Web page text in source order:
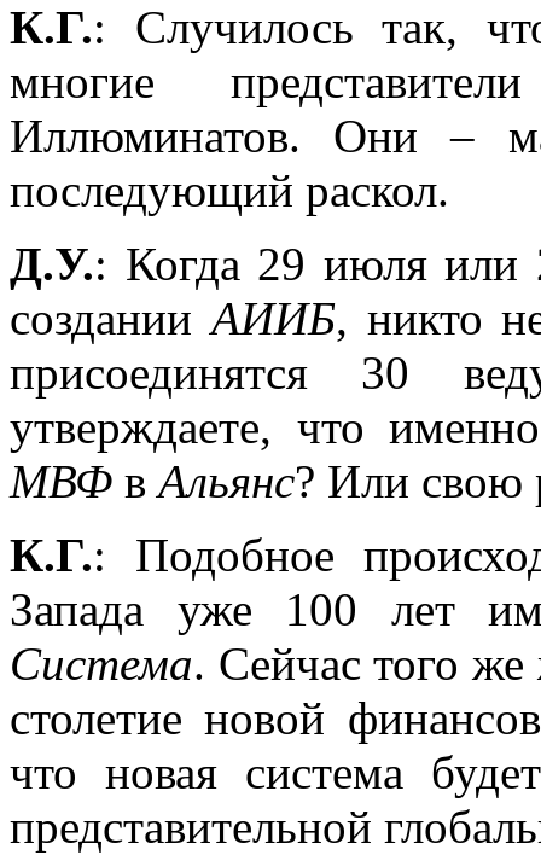
К.Г.: Случилось так,
многие
Иллюминатов. Они –
последующий раскол.
Д.У.: Когда 29 июля или
созданииАИИБ, никто
присоединятся 30
утверждаете, что
МВФ вАльянс? Или свою
К.Г.: Подобное
Запада уже 100 лет
Система. Сейчас того
столетие новой
что новая система
представительной